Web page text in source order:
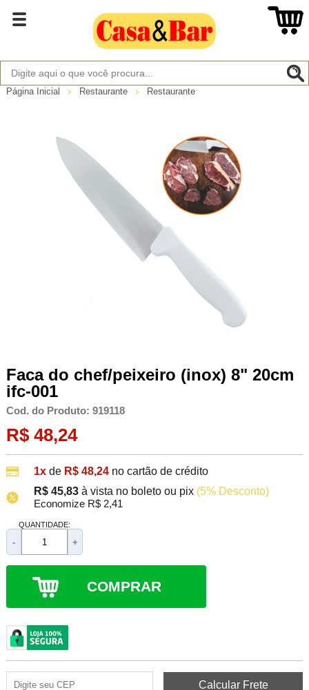
Página Inicial Restaurante Restaurante
Faca do chef/peixeiro (inox) 8" 20cm
ifc-001
Cod. do Produto: 919118
R$ 48,24
1xde R$ 48,24 no cartão de crédito
R$ 45,83 à vista no boleto ou pix (5% Desconto)
Economize R$ 2,41
QUANTIDADE:
- +
COMPRAR